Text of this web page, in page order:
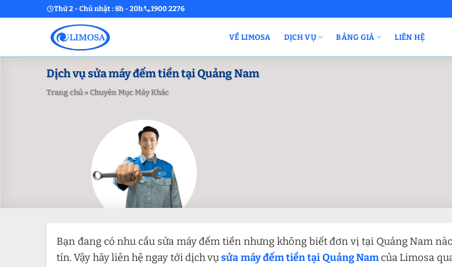
to
Thứ 2 - Chủ nhật : 8h - 20h 1900 2276
VỀ LIMOSA DỊCH VỤ BẢNG GIÁ LIÊN HỆ
Dịch vụ sửa máy đếm tiền tại Quảng Nam
Trang chủ»Chuyên Mục Máy Khác
Bạn đang có nhu cầu sửa máy đếm tiền nhưng không biết đơn vị tại Quảng Nam
tín. Vậy hãy liên hệ ngay tới dịch vụsửa máy đếm tiền tại Quảng Nam của Limosa